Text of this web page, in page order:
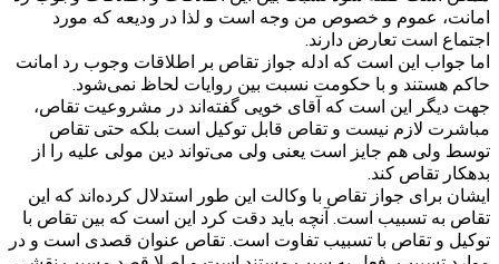
امانت، عموم و خصوص من وجه است و لذا در ودیعه که مورد
اجتماع است تعارض دارند.
اما جواب این است که ادله جواز تقاص بر اطلاقات وجوب رد امانت
حاکم هستند و با حکومت نسبت بین روایات لحاظ نمی‌شود.
جهت دیگر این است که آقای خویی گفته‌اند در مشروعیت تقاص،
مباشرت لازم نیست و تقاص قابل توکیل است بلکه حتی تقاص
توسط ولی هم جایز است یعنی ولی می‌تواند دین مولی علیه را از
بدهکار تقاص کند.
ایشان برای جواز تقاص با وکالت این طور استدلال کرده‌اند که این
تقاص به تسبیب است. آنچه باید دقت کرد این است که بین تقاص با
توکیل و تقاص با تسبیب تفاوت است. تقاص عنوان قصدی است و در